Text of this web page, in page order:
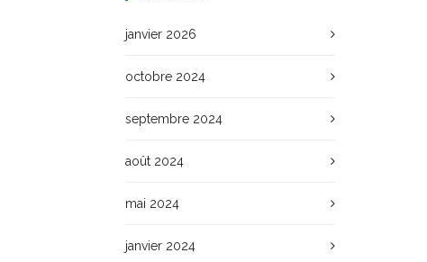
janvier 2026
octobre 2024
septembre 2024
août 2024
mai 2024
janvier 2024